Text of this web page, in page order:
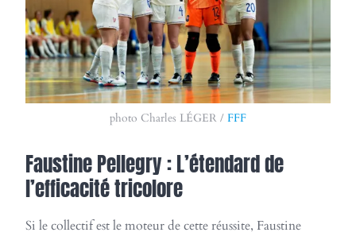
photo Charles LÉGER / FFF
Faustine Pellegry : L’étendard de
l’efficacité tricolore
Si le collectif est le moteur de cette réussite, Faustine